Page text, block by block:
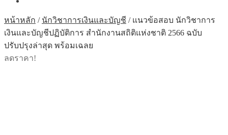
หน้าหลัก / นักวิชาการเงินและบัญชี / แนวข้อสอบ นักวิชาการ
เงินและบัญชีปฏิบัติการ สำนักงานสถิติแห่งชาติ 2566 ฉบับ
ปรับปรุงล่าสุด พร้อมเฉลย
ลดราคา!